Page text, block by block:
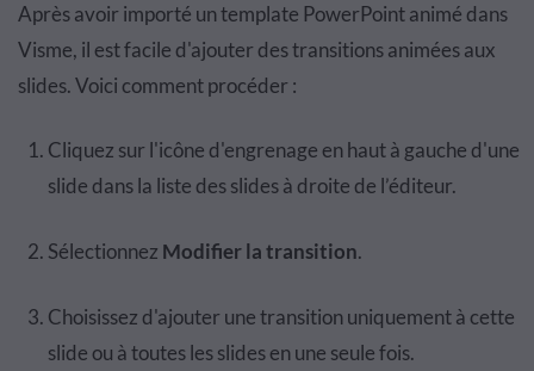
Après avoir importé un template PowerPoint animé dans
Visme, il est facile d'ajouter des transitions animées aux
slides. Voici comment procéder :
Cliquez sur l'icône d'engrenage en haut à gauche d'une
slide dans la liste des slides à droite de l’éditeur.
Sélectionnez Modifier la transition.
Choisissez d'ajouter une transition uniquement à cette
slide ou à toutes les slides en une seule fois.